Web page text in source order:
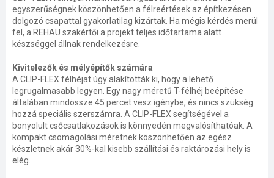
egyszerűségnek köszönhetően a félreértések az építkezésen
dolgozó csapattal gyakorlatilag kizártak. Ha mégis kérdés merül
fel, a REHAU szakértői a projekt teljes időtartama alatt
készséggel állnak rendelkezésre.
Kivitelezők és mélyépítők számára
A CLIP-FLEX félhéjat úgy alakították ki, hogy a lehető
legrugalmasabb legyen. Egy nagy méretű T-félhéj beépítése
általában mindössze 45 percet vesz igénybe, és nincs szükség
hozzá speciális szerszámra. A CLIP-FLEX segítségével a
bonyolult csőcsatlakozások is könnyedén megvalósíthatóak. A
kompakt csomagolási méretnek köszönhetően az egész
készletnek akár 30%-kal kisebb szállítási és raktározási hely is
elég.